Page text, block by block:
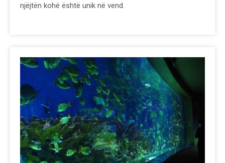
njëjtën kohë është unik në vend.